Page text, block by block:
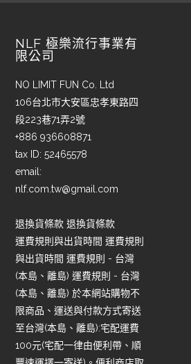
NLF 極樂流行事業有
限公司
NO LIMIT FUN Co. Ltd
106台北市大安區忠孝東路四
段223巷71弄2號
+886 936608871
tax ID: 52465578
email:
nlf.com.tw@gmail.com
退換貨條款 退換貨條款
運費規則與出貨時間 運費規則
與出貨時間 運費規則 - 台灣
(本島、離島) 運費規則 - 台灣
(本島、離島) 於本網站購物不
限商品、運送與付款方式寄送
至台灣(本島、離島):宅配運費
100元(宅配一律由便利帶、順